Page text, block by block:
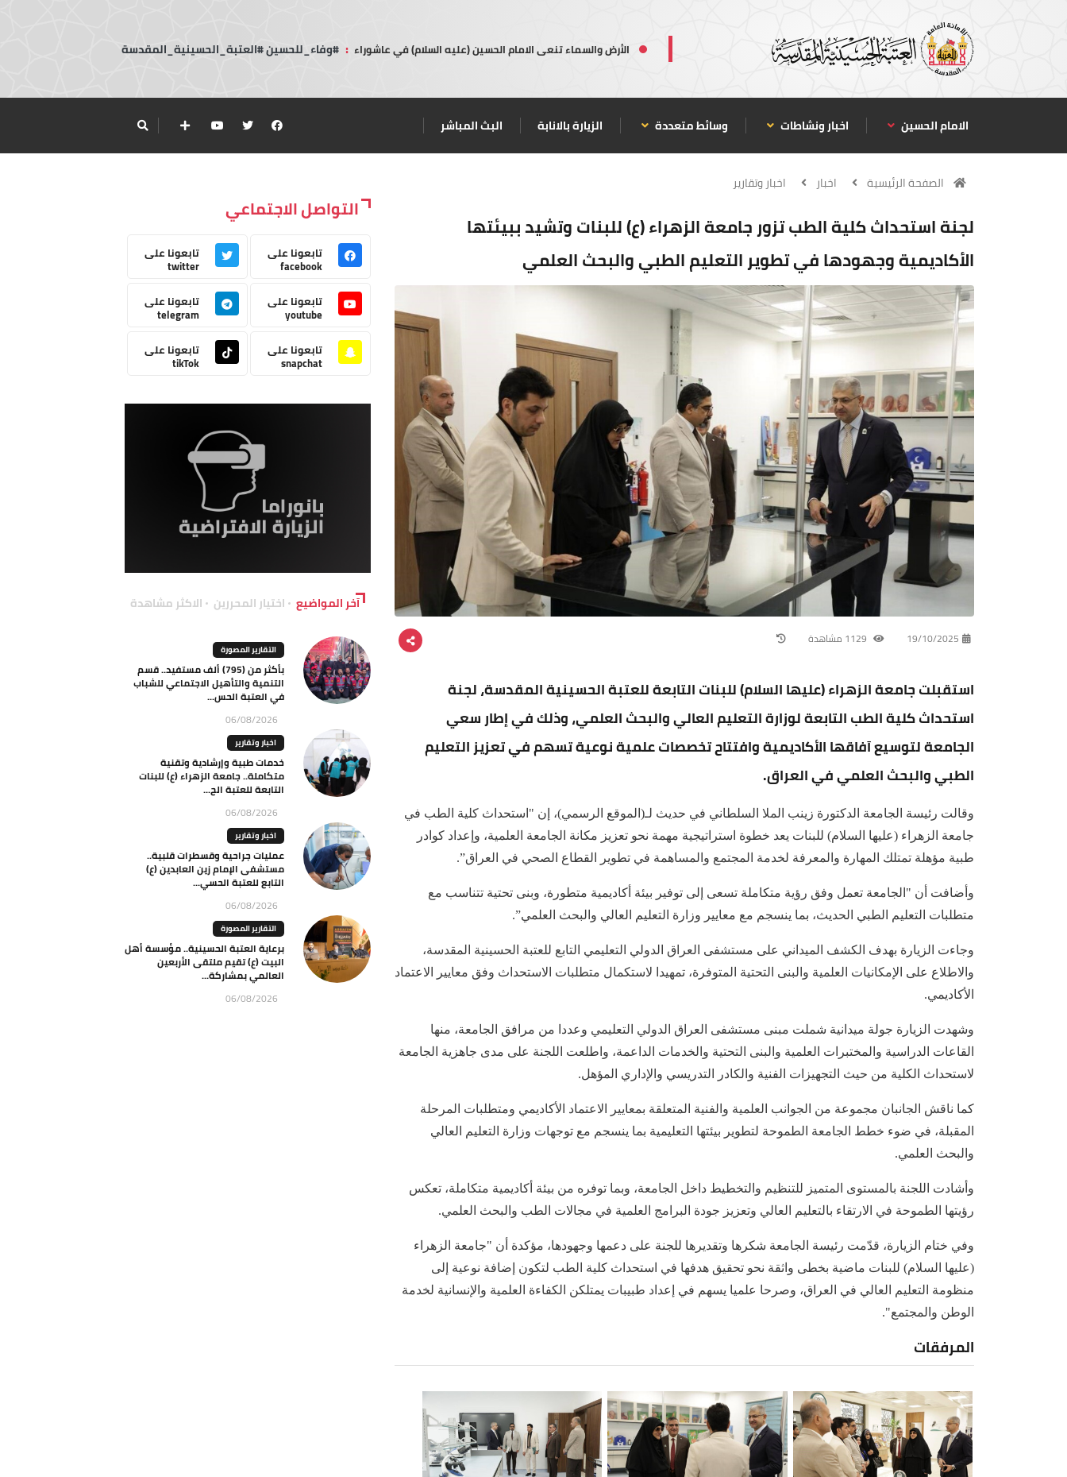
الأرض والسماء تنعى الامام الحسين (عليه السلام) في عاشوراء : #وفاء_للحسين #العتبة_الحسينية_المقدسة
الامام الحسين اخبار ونشاطات وسائط متعددة الزيارة بالانابة البث المباشر
الصفحة الرئيسية اخبار اخبار وتقارير
لجنة استحداث كلية الطب تزور جامعة الزهراء (ع) للبنات وتشيد ببيئتها
الأكاديمية وجهودها في تطوير التعليم الطبي والبحث العلمي
19/10/2025
استقبلت جامعة الزهراء (عليها السلام) للبنات التابعة للعتبة الحسينية المقدسة، لجنة
استحداث كلية الطب التابعة لوزارة التعليم العالي والبحث العلمي، وذلك في إطار سعي
الجامعة لتوسيع آفاقها الأكاديمية وافتتاح تخصصات علمية نوعية تسهم في تعزيز التعليم
الطبي والبحث العلمي في العراق.
وقالت رئيسة الجامعة الدكتورة زينب الملا السلطاني في حديث لـ(الموقع الرسمي)، إن "استحداث كلية الطب في
جامعة الزهراء (عليها السلام) للبنات يعد خطوة استراتيجية مهمة نحو تعزيز مكانة الجامعة العلمية، وإعداد كوادر
طبية مؤهلة تمتلك المهارة والمعرفة لخدمة المجتمع والمساهمة في تطوير القطاع الصحي في العراق”.
وأضافت أن "الجامعة تعمل وفق رؤية متكاملة تسعى إلى توفير بيئة أكاديمية متطورة، وبنى تحتية تتناسب مع
متطلبات التعليم الطبي الحديث، بما ينسجم مع معايير وزارة التعليم العالي والبحث العلمي”.
وجاءت الزيارة بهدف الكشف الميداني على مستشفى العراق الدولي التعليمي التابع للعتبة الحسينية المقدسة،
والاطلاع على الإمكانيات العلمية والبنى التحتية المتوفرة، تمهيدا لاستكمال متطلبات الاستحداث وفق معايير الاعتماد
الأكاديمي.
وشهدت الزيارة جولة ميدانية شملت مبنى مستشفى العراق الدولي التعليمي وعددا من مرافق الجامعة، منها
القاعات الدراسية والمختبرات العلمية والبنى التحتية والخدمات الداعمة، واطلعت اللجنة على مدى جاهزية الجامعة
لاستحداث الكلية من حيث التجهيزات الفنية والكادر التدريسي والإداري المؤهل.
كما ناقش الجانبان مجموعة من الجوانب العلمية والفنية المتعلقة بمعايير الاعتماد الأكاديمي ومتطلبات المرحلة
المقبلة، في ضوء خطط الجامعة الطموحة لتطوير بيئتها التعليمية بما ينسجم مع توجهات وزارة التعليم العالي
والبحث العلمي.
وأشادت اللجنة بالمستوى المتميز للتنظيم والتخطيط داخل الجامعة، وبما توفره من بيئة أكاديمية متكاملة، تعكس
رؤيتها الطموحة في الارتقاء بالتعليم العالي وتعزيز جودة البرامج العلمية في مجالات الطب والبحث العلمي.
وفي ختام الزيارة، قدّمت رئيسة الجامعة شكرها وتقديرها للجنة على دعمها وجهودها، مؤكدة أن "جامعة الزهراء
(عليها السلام) للبنات ماضية بخطى واثقة نحو تحقيق هدفها في استحداث كلية الطب لتكون إضافة نوعية إلى
منظومة التعليم العالي في العراق، وصرحا علميا يسهم في إعداد طبيبات يمتلكن الكفاءة العلمية والإنسانية لخدمة
الوطن والمجتمع".
المرفقات
التواصل الاجتماعي
تابعونا على
facebook
تابعونا على
twitter
تابعونا على
youtube
تابعونا على
telegram
تابعونا على
snapchat
تابعونا على
tikTok
آخر المواضيع اختيار المحررين الاكثر مشاهدة
التقارير المصورة
بأكثر من (795) ألف مستفيد.. قسم
التنمية والتأهيل الاجتماعي للشباب
في العتبة الحس...
06/08/2026
اخبار وتقارير
خدمات طبية وإرشادية وتقنية
متكاملة.. جامعة الزهراء (ع) للبنات
التابعة للعتبة الح...
06/08/2026
اخبار وتقارير
عمليات جراحية وقسطرات قلبية..
مستشفى الإمام زين العابدين (ع)
التابع للعتبة الحسي...
06/08/2026
التقارير المصورة
برعاية العتبة الحسينية.. مؤسسة أهل
البيت (ع) تقيم ملتقى الأربعين
العالمي بمشاركة...
06/08/2026